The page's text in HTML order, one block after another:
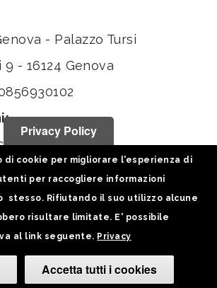
- Palazzo Tursi
- 16124 Genova
Privacy Policy
di cookie per migliorare l'esperienza di
per raccogliere informazioni
stesso. Rifiutando il suo utilizzo alcune
risultare limitate. E' possibile
al link seguente. Privacy
Accetta tutti i cookies